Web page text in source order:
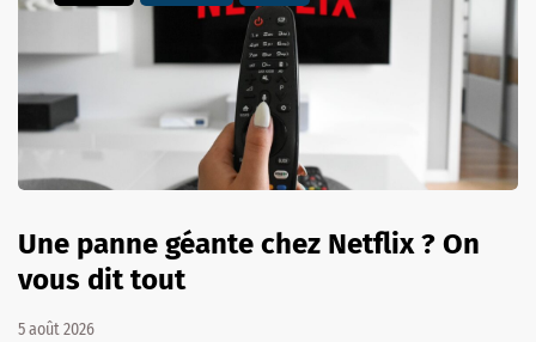
Une panne géante chez Netflix ? On
vous dit tout
5 août 2026